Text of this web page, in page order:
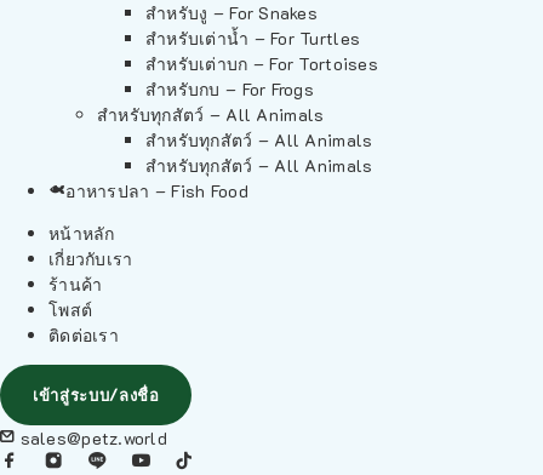
สำหรับงู – For Snakes
สำหรับเต่าน้ำ – For Turtles
สำหรับเต่าบก – For Tortoises
สำหรับกบ – For Frogs
สำหรับทุกสัตว์ – All Animals
สำหรับทุกสัตว์ – All Animals
สำหรับทุกสัตว์ – All Animals
อาหารปลา – Fish Food
หน้าหลัก
เกี่ยวกับเรา
ร้านค้า
โพสต์
ติดต่อเรา
เข้าสู่ระบบ/ลงชื่อ
sales@petz.world